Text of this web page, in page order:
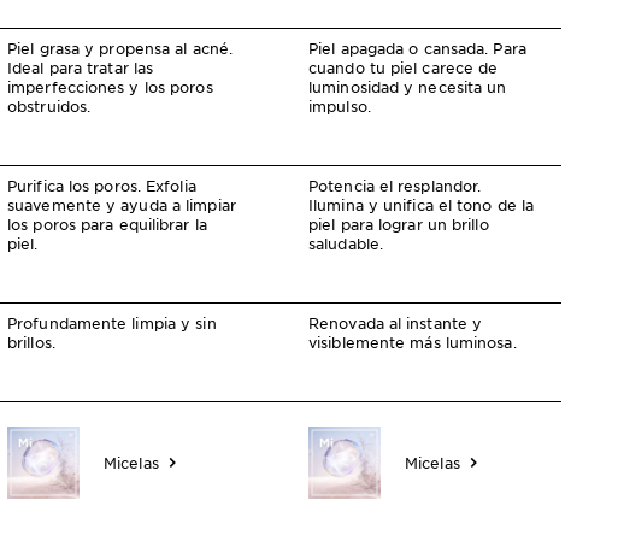
Piel grasa y propensa al acné.
Ideal para tratar las
imperfecciones y los poros
obstruidos.
Piel apagada o cansada. Para
cuando tu piel carece de
luminosidad y necesita un
impulso.
Purifica los poros. Exfolia
suavemente y ayuda a limpiar
los poros para equilibrar la
piel.
Potencia el resplandor.
Ilumina y unifica el tono de la
piel para lograr un brillo
saludable.
Profundamente limpia y sin
brillos.
Renovada al instante y
visiblemente más luminosa.
Micelas Micelas